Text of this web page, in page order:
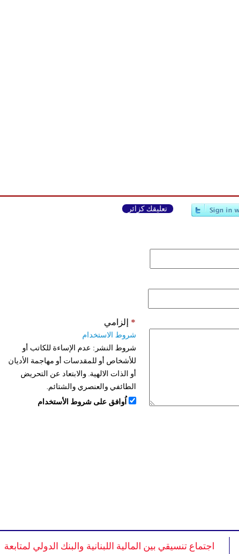
تعليقك كزائر
إلزامي *
شروط الاستخدام
شروط النشر: عدم الإساءة للكاتب أو
للأشخاص أو للمقدسات أو مهاجمة الأديان
أو الذات الالهية. والابتعاد عن التحريض
الطائفي والعنصري والشتائم.
اُوافق على شروط الأستخدام
اجتماع تنسيقي بين المالية اللبنانية والبنك الدولي لمتابعة